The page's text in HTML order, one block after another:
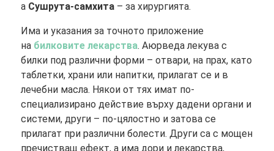
а Сушрута-самхита – за хирургията.
Има и указания за точното приложение
на билковите лекарства. Аюрведа лекува с
билки под различни форми – отвари, на прах, като
таблетки, храни или напитки, прилагат се и в
лечебни масла. Някои от тях имат по-
специализирано действие върху дадени органи и
системи, други – по-цялостно и затова се
прилагат при различни болести. Други са с мощен
пречистващ ефект, а има дори и лекарства,